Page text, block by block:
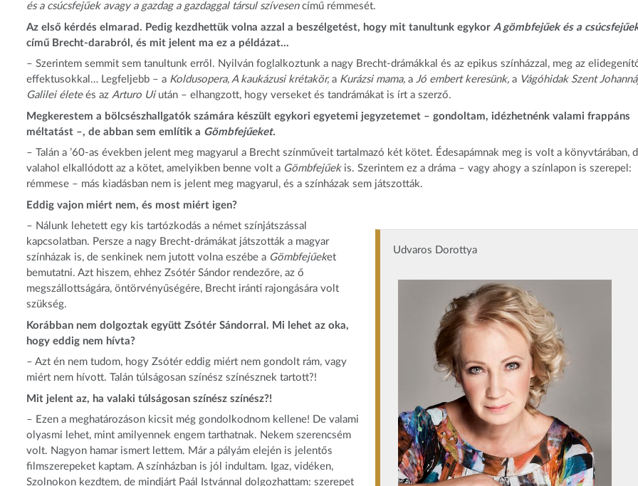
és a csúcsfejűek avagy a gazdag a gazdaggal társul szívesencímű rémmesét.
Az első kérdés elmarad. Pedig kezdhettük volna azzal a beszélgetést, hogy mit tanultunk egykor A gömbfejűek és a
című Brecht-darabról, és mit jelent ma ez a példázat…
– Szerintem semmit sem tanultunk erről. Nyilván foglalkoztunk a nagy Brecht-drámákkal és az epikus színházzal, meg az
effektusokkal… Legfeljebb – a Koldusopera, A kaukázusi krétakör, a Kurázsi mama, a Jó embert keresünk, a Vágóhidak Szent
Galilei életeés az Arturo Uiután – elhangzott, hogy verseket és tandrámákat is írt a szerző.
Megkerestem a bölcsészhallgatók számára készült egykori egyetemi jegyzetemet – gondoltam, idézhetnénk valami frappáns
méltatást –, de abban sem említik a Gömbfejűeket.
– Talán a ’60-as években jelent meg magyarul a Brecht színműveit tartalmazó két kötet. Édesapámnak meg is volt a könyvtárában,
valahol elkallódott az a kötet, amelyikben benne volt a Gömbfejűekis. Szerintem ez a dráma – vagy ahogy a színlapon is szerepel:
rémmese – más kiadásban nem is jelent meg magyarul, és a színházak sem játszották.
Eddig vajon miért nem, és most miért igen?
Udvaros Dorottya
– Nálunk lehetett egy kis tartózkodás a német színjátszással
kapcsolatban. Persze a nagy Brecht-drámákat játszották a magyar
színházak is, de senkinek nem jutott volna eszébe a Gömbfejűeket
bemutatni. Azt hiszem, ehhez Zsótér Sándor rendezőre, az ő
megszállottságára, öntörvényűségére, Brecht iránti rajongására volt
szükség.
Korábban nem dolgoztak együtt Zsótér Sándorral. Mi lehet az oka,
hogy eddig nem hívta?
– Azt én nem tudom, hogy Zsótér eddig miért nem gondolt rám, vagy
miért nem hívott. Talán túlságosan színész színésznek tartott?!
Mit jelent az, ha valaki túlságosan színész színész?!
– Ezen a meghatározáson kicsit még gondolkodnom kellene! De valami
olyasmi lehet, mint amilyennek engem tarthatnak. Nekem szerencsém
volt. Nagyon hamar ismert lettem. Már a pályám elején is jelentős
filmszerepeket kaptam. A színházban is jól indultam. Igaz, vidéken,
Szolnokon kezdtem, de mindjárt Paál Istvánnal dolgozhattam: szerepet